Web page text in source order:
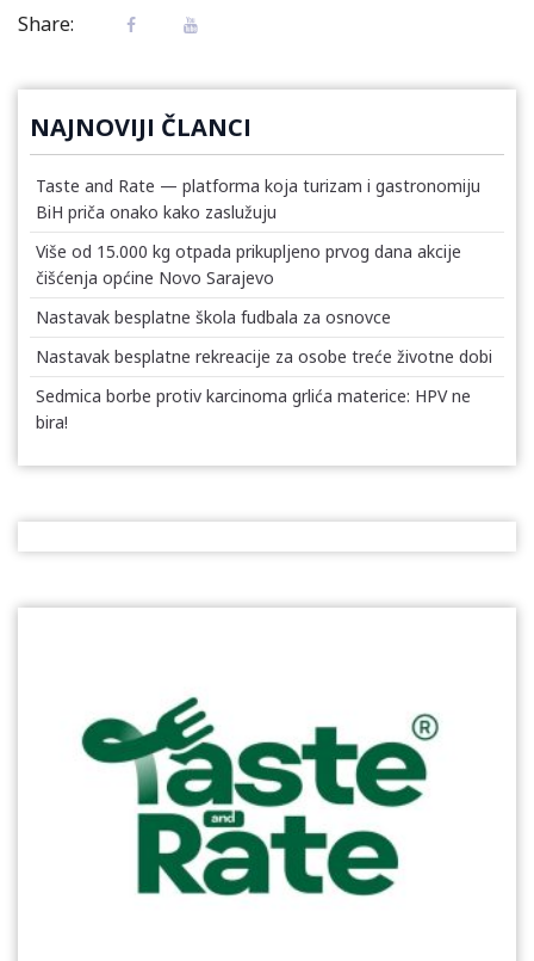
Share:
NAJNOVIJI ČLANCI
Taste and Rate — platforma koja turizam i gastronomiju
BiH priča onako kako zaslužuju
Više od 15.000 kg otpada prikupljeno prvog dana akcije
čišćenja općine Novo Sarajevo
Nastavak besplatne škola fudbala za osnovce
Nastavak besplatne rekreacije za osobe treće životne dobi
Sedmica borbe protiv karcinoma grlića materice: HPV ne
bira!